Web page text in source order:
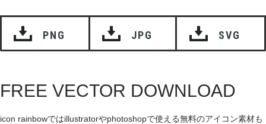
PNG JPG SVG
FREE VECTOR DOWNLOAD
icon rainbowではillustratorやphotoshopで使える無料のアイコン素材も